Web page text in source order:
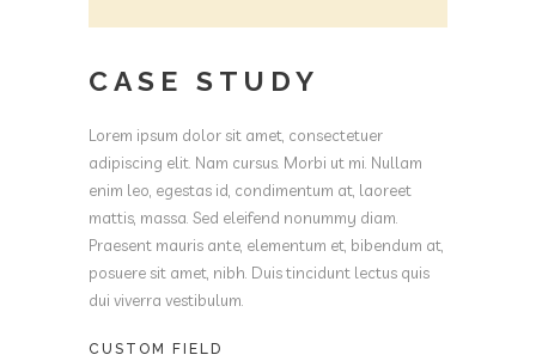
CASE STUDY
Lorem ipsum dolor sit amet, consectetuer
adipiscing elit. Nam cursus. Morbi ut mi. Nullam
enim leo, egestas id, condimentum at, laoreet
mattis, massa. Sed eleifend nonummy diam.
Praesent mauris ante, elementum et, bibendum at,
posuere sit amet, nibh. Duis tincidunt lectus quis
dui viverra vestibulum.
CUSTOM FIELD